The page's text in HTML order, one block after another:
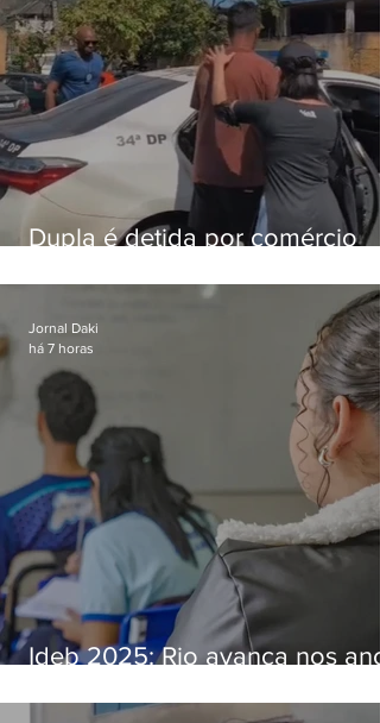
Dupla é detida por comércio
Bangu
Ideb 2025: Rio avança nos
nacional
Jornal Daki
há 7 horas